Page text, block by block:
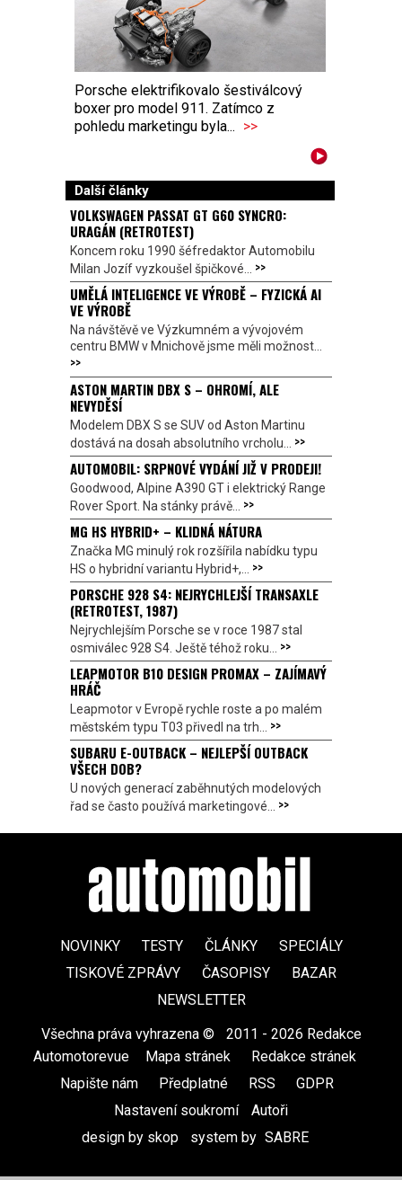
Porsche elektrifikovalo šestiválcový
boxer pro model 911. Zatímco z
pohledu marketingu byla... >>
Další články
VOLKSWAGEN PASSAT GT G60 SYNCRO:
URAGÁN (RETROTEST)
Koncem roku 1990 šéfredaktor Automobilu
Milan Jozíf vyzkoušel špičkové... >>
UMĚLÁ INTELIGENCE VE VÝROBĚ – FYZICKÁ AI
VE VÝROBĚ
Na návštěvě ve Výzkumném a vývojovém
centru BMW v Mnichově jsme měli možnost...
>>
ASTON MARTIN DBX S – OHROMÍ, ALE
NEVYDĚSÍ
Modelem DBX S se SUV od Aston Martinu
dostává na dosah absolutního vrcholu... >>
AUTOMOBIL: SRPNOVÉ VYDÁNÍ JIŽ V PRODEJI!
Goodwood, Alpine A390 GT i elektrický Range
Rover Sport. Na stánky právě... >>
MG HS HYBRID+ – KLIDNÁ NÁTURA
Značka MG minulý rok rozšířila nabídku typu
HS o hybridní variantu Hybrid+,... >>
PORSCHE 928 S4: NEJRYCHLEJŠÍ TRANSAXLE
(RETROTEST, 1987)
Nejrychlejším Porsche se v roce 1987 stal
osmiválec 928 S4. Ještě téhož roku... >>
LEAPMOTOR B10 DESIGN PROMAX – ZAJÍMAVÝ
HRÁČ
Leapmotor v Evropě rychle roste a po malém
městském typu T03 přivedl na trh... >>
SUBARU E-OUTBACK – NEJLEPŠÍ OUTBACK
VŠECH DOB?
U nových generací zaběhnutých modelových
řad se často používá marketingové... >>
NOVINKY TESTY ČLÁNKY
SPECIÁLY
TISKOVÉ ZPRÁVY
ČASOPISY
BAZAR
NEWSLETTER
Všechna práva vyhrazena ©
2011 - 2026 Redakce
Automotorevue
Mapa stránek Redakce stránek
Napište nám
Předplatné RSS GDPR
Nastavení soukromí
Autoři
design by skop
system by SABRE